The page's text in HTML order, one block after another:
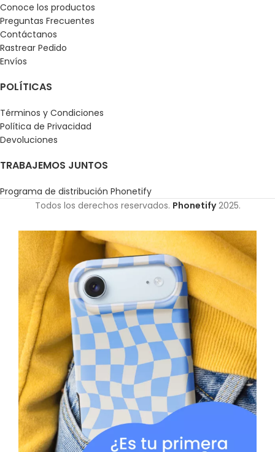
Conoce los productos
Preguntas Frecuentes
Contáctanos
Rastrear Pedido
Envíos
POLÍTICAS
Términos y Condiciones
Política de Privacidad
Devoluciones
TRABAJEMOS JUNTOS
Programa de distribución Phonetify
Todos los derechos reservados. Phonetify2025.